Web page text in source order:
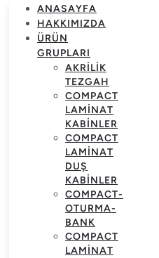
ANASAYFA
HAKKIMIZDA
ÜRÜN
GRUPLARI
AKRILIK
TEZGAH
COMPACT
LAMINAT
KABINLER
COMPACT
LAMINAT
DUŞ
KABINLER
COMPACT-
OTURMA-
BANK
COMPACT
LAMINAT